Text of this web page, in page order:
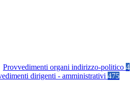
Provvedimenti organi indirizzo-politico 4
dirigenti - amministrativi 475